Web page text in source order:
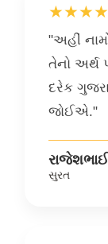
"અહીં
તેનો અર્થ
દરેક
જોઈએ."
સુરત